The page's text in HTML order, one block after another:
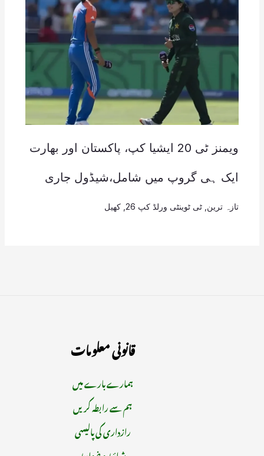
ویمنز ٹی 20 ایشیا کپ، پاکستان اور بھارت
ایک ہی گروپ میں شامل،شیڈول جاری
تازہ ترین ٹی ٹوینٹی ورلڈ کپ 26 , کھیل
قانونی معلومات
ہمارے بارے میں
ہم سے رابطہ کریں
رازداری کی پالیسی